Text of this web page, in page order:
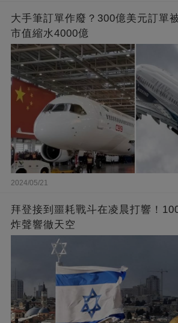
大手筆訂單作廢？300億美元訂單
市值縮水4000億
2024/05/21
拜登接到噩耗戰斗在凌晨打響！
炸聲響徹天空